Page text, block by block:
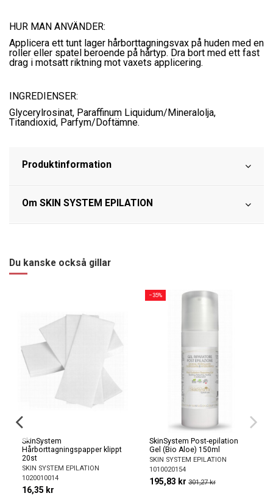
HUR MAN ANVÄNDER:
Applicera ett tunt lager hårborttagningsvax på huden med en
roller eller spatel beroende på hårtyp. Dra bort med ett fast
drag i motsatt riktning mot vaxets applicering.
INGREDIENSER:
Glycerylrosinat, Paraffinum Liquidum/Mineralolja,
Titandioxid, Parfym/Doftämne.
Produktinformation
Om SKIN SYSTEM EPILATION
Du kanske också gillar
SkinSystem
Hårborttagningspapper klippt
20st
SKIN SYSTEM EPILATION
1020010014
16,35 kr
−35%
SkinSystem Post-epilation
Gel (Bio Aloe) 150ml
SKIN SYSTEM EPILATION
1010020154
195,83 kr 301,27 kr